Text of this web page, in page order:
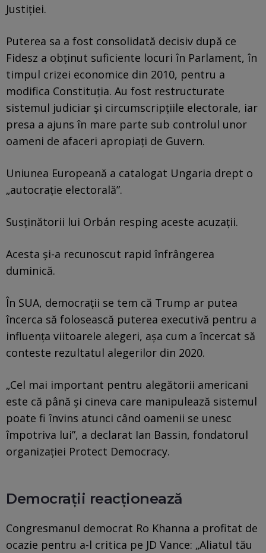
Justiției.
Puterea sa a fost consolidată decisiv după ce
Fidesz a obținut suficiente locuri în Parlament, în
timpul crizei economice din 2010, pentru a
modifica Constituția. Au fost restructurate
sistemul judiciar și circumscripțiile electorale, iar
presa a ajuns în mare parte sub controlul unor
oameni de afaceri apropiați de Guvern.
Uniunea Europeană a catalogat Ungaria drept o
„autocrație electorală”.
Susținătorii lui Orbán resping aceste acuzații.
Acesta și-a recunoscut rapid înfrângerea
duminică.
În SUA, democrații se tem că Trump ar putea
încerca să folosească puterea executivă pentru a
influența viitoarele alegeri, așa cum a încercat să
conteste rezultatul alegerilor din 2020.
„Cel mai important pentru alegătorii americani
este că până și cineva care manipulează sistemul
poate fi învins atunci când oamenii se unesc
împotriva lui”, a declarat Ian Bassin, fondatorul
organizației Protect Democracy.
Democrații reacționează
Congresmanul democrat Ro Khanna a profitat de
ocazie pentru a-l critica pe JD Vance: „Aliatul tău